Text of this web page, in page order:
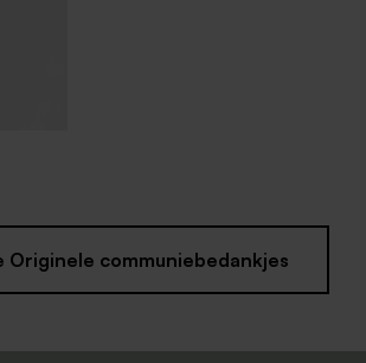
Originele communiebedankjes